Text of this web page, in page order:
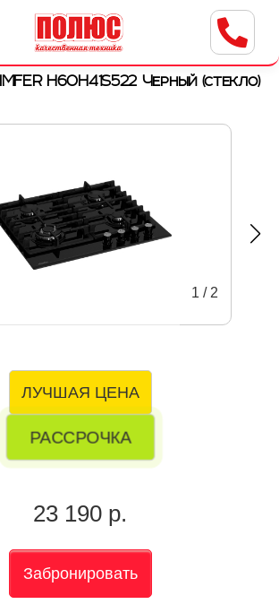
Центр бытовой техники
г. Ульяновск, ул. Пушкарева, 8a
H60H41S522 Черный (стекло)
1 / 2
ЛУЧШАЯ ЦЕНА
РАССРОЧКА
23 190 р.
Забронировать